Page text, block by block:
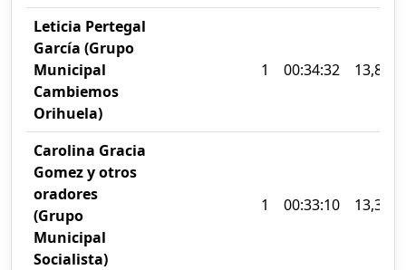
Leticia Pertegal
García (Grupo
Municipal
Cambiemos
Orihuela)
1 00:34:32 13,89%
Carolina Gracia
Gomez y otros
oradores
(Grupo
Municipal
Socialista)
1 00:33:10 13,33%